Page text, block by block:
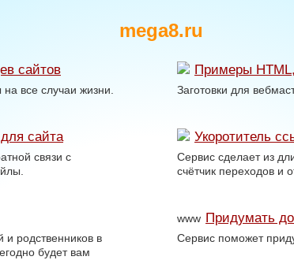
mega8.ru
сайтов
все случаи жизни.
Примеры
Заготовки для
сайта
связи с
Укоротитель
Сервис сделает из
счётчик переходов и
родственников в
будет вам
www Придумать
Сервис поможет